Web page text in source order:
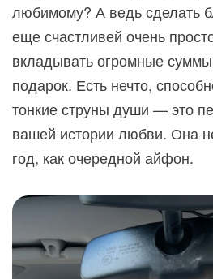
любимому? А ведь сделать
еще счастливей очень
вкладывать огромные
подарок. Есть нечто,
тонкие струны души — это
вашей истории любви. Она
год, как очередной айфон.